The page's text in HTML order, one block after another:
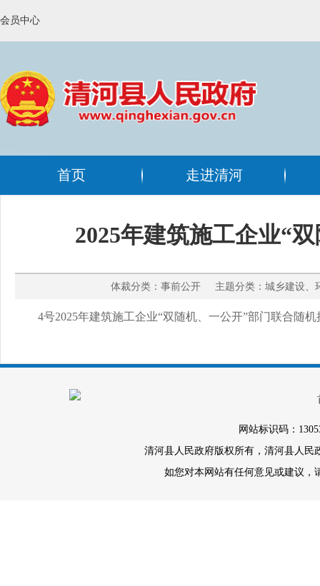
会员中心
首页 走进清河
2025年建筑施工企业“
体裁分类：事前公开 主题分类：城乡建
4号2025年建筑施工企业“双随机、一公开”部门联合随
网站标识码：
清河县人民政府版权所有，清河县人
如您对本网站有任何意见或建议，